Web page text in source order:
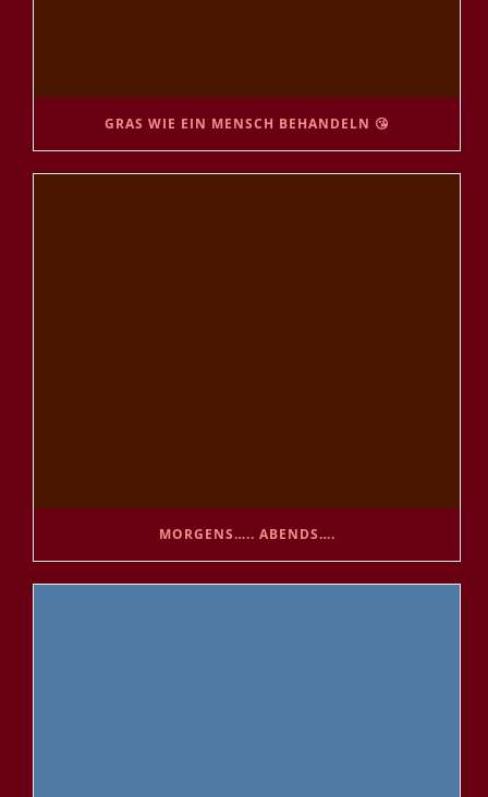
GRAS WIE EIN MENSCH BEHANDELN 😘
MORGENS….. ABENDS….